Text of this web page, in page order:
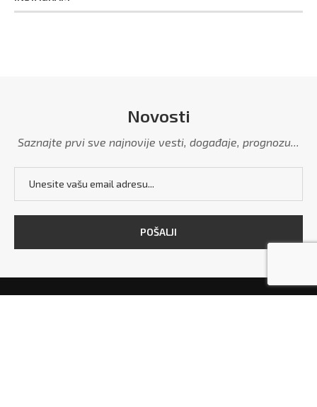
Novosti
Saznajte prvi sve najnovije vesti, događaje, prognozu...